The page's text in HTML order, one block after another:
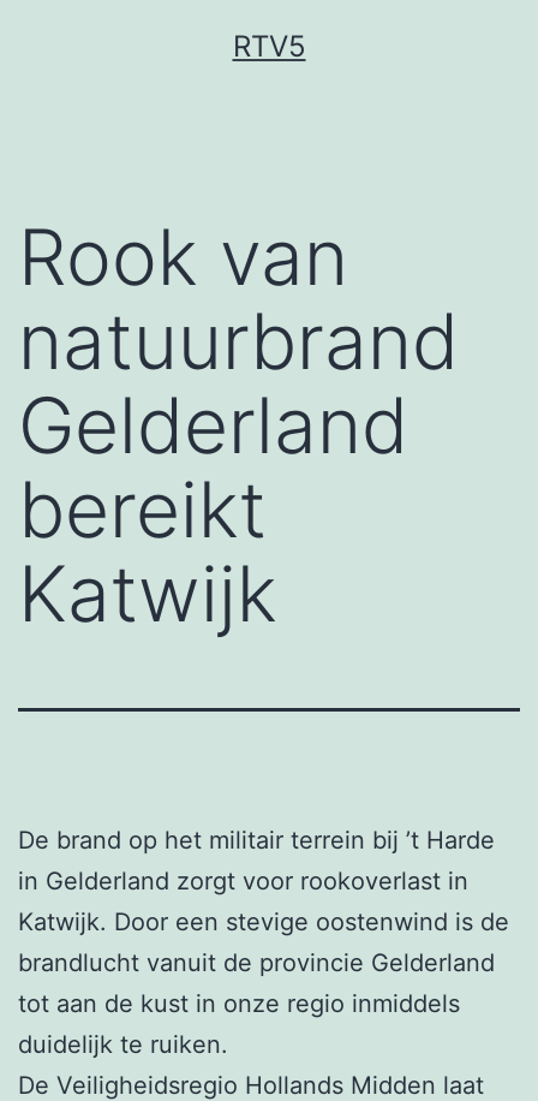
RTV5
Rook van
natuurbrand
Gelderland
bereikt
Katwijk
De brand op het militair terrein bij ’t Harde
in Gelderland zorgt voor rookoverlast in
Katwijk. Door een stevige oostenwind is de
brandlucht vanuit de provincie Gelderland
tot aan de kust in onze regio inmiddels
duidelijk te ruiken.
De Veiligheidsregio Hollands Midden laat